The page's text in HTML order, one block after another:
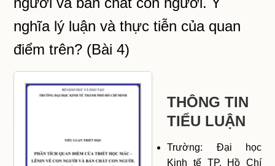
nghĩa lý luận và thực tiễn của quan
điểm trên? (Bài 4)
THÔNG TIN
TIỂU LUẬN
Trường: Đại học
Kinh tế TP. Hồ Chí